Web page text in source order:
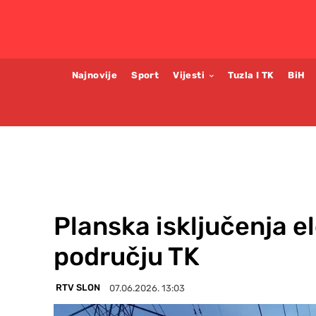
Najnovije Sport Vijesti Tuzla I TK BiH
Planska isključenja
području TK
RTV SLON 07.06.2026. 13:03